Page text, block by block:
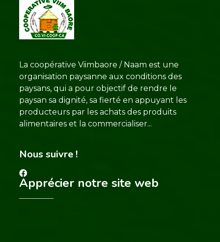
La coopérative Viimbaore / Naam est une
organisation paysanne aux conditions des
paysans, qui a pour objectif de rendre le
paysan sa dignité, sa fierté en appuyant les
producteurs par les achats des produits
alimentaires et la commercialiser...
Nous suivre !
Apprécier notre site web